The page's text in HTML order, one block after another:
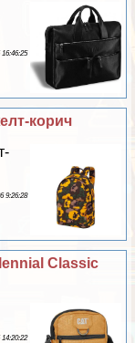
16:46:25
корич
9:26:28
Classic
14:20:22